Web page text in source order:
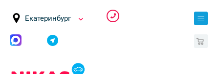
Екатеринбург